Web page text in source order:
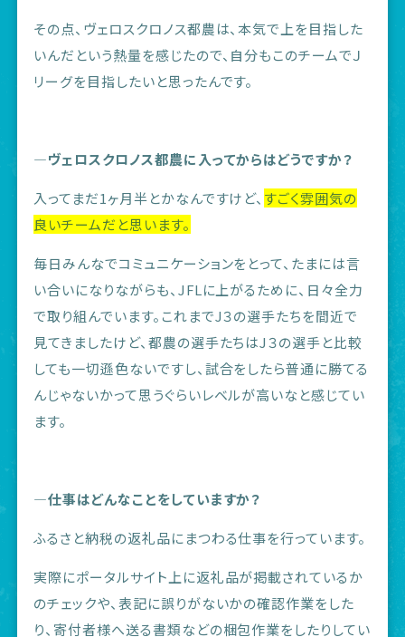
その点、ヴェロスクロノス都農は、本気で上を目指した
いんだという熱量を感じたので、自分もこのチームでＪ
リーグを目指したいと思ったんです。
―ヴェロスクロノス都農に入ってからはどうですか？
入ってまだ1ヶ月半とかなんですけど、 すごく雰囲気の
良いチームだと思います。
毎日みんなでコミュニケーションをとって、たまには言
い合いになりながらも、JFLに上がるために、日々全力
で取り組んでいます。これまでJ３の選手たちを間近で
見てきましたけど、都農の選手たちはJ３の選手と比較
しても一切遜色ないですし、試合をしたら普通に勝てる
んじゃないかって思うぐらいレベルが高いなと感じてい
ます。
―仕事はどんなことをしていますか？
ふるさと納税の返礼品にまつわる仕事を行っています。
実際にポータルサイト上に返礼品が掲載されているか
のチェックや、表記に誤りがないかの確認作業をした
り、寄付者様へ送る書類などの梱包作業をしたりしてい